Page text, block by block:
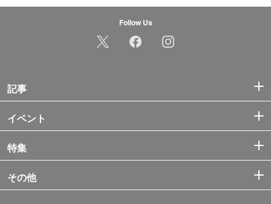
Follow Us
記事
イベント
特集
その他